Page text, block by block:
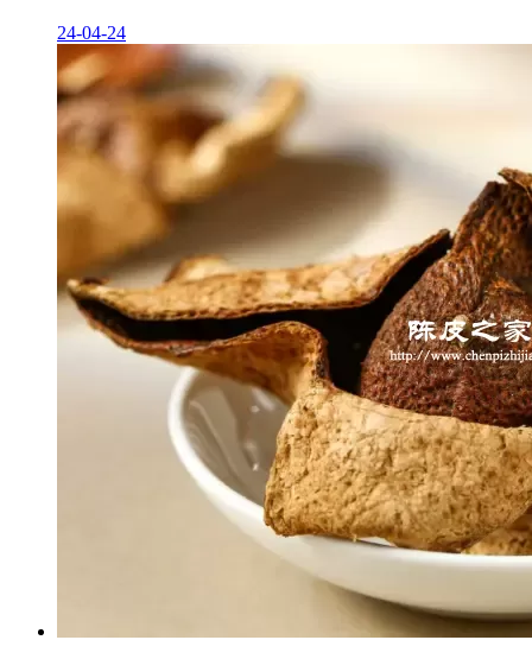
24-04-24